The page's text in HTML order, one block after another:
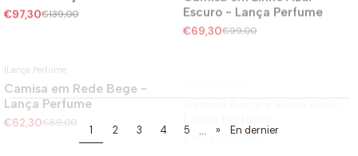
|Lança Perfume
€62,30
-30%
|Lança Perfume
Camisa Bege e Risca Azul -
1 2 3 4 5 ... » En dernier